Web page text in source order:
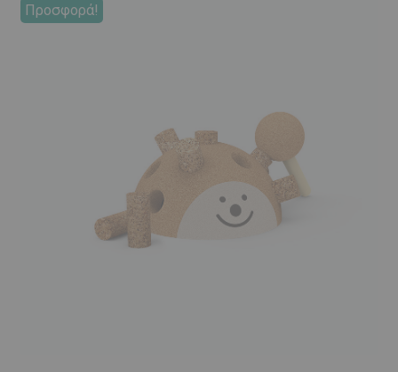
Προσφορά!